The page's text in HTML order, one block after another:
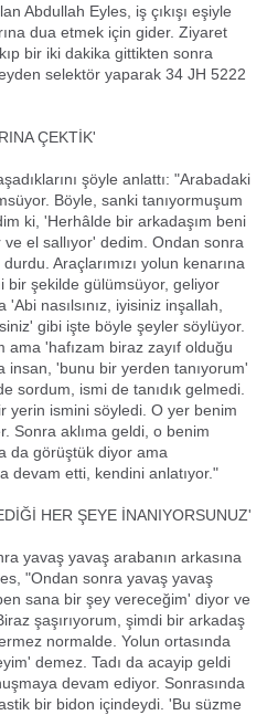
Abdullah Eyles, iş çıkışı eşiyle
dua etmek için gider. Ziyaret
bir iki dakika gittikten sonra
selektör yaparak 34 JH 5222
ÇEKTİK'
şöyle anlattı: "Arabadaki
Böyle, sanki tanıyormuşum
ki, 'Herhâlde bir arkadaşım beni
el sallıyor' dedim. Ondan sonra
Araçlarımızı yolun kenarına
bir şekilde gülümsüyor, geliyor
nasılsınız, iyisiniz inşallah,
gibi işte böyle şeyler söylüyor.
ama 'hafızam biraz zayıf olduğu
insan, 'bunu bir yerden tanıyorum'
sordum, ismi de tanıdık gelmedi.
yerin ismini söyledi. O yer benim
Sonra aklıma geldi, o benim
da görüştük diyor ama
devam etti, kendini anlatıyor."
HER ŞEYE İNANIYORSUNUZ'
yavaş yavaş arabanın arkasına
"Ondan sonra yavaş yavaş
sana bir şey vereceğim' diyor ve
şaşırıyorum, şimdi bir arkadaş
normalde. Yolun ortasında
demez. Tadı da acayip geldi
devam ediyor. Sonrasında
bir bidon içindeydi. 'Bu süzme